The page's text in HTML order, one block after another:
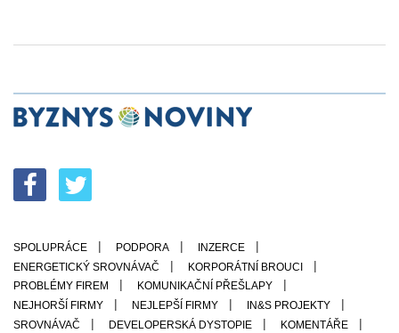
SPOLUPRÁCE PODPORA
INZERCE
ENERGETICKÝ SROVNÁVAČ
KORPORÁTNÍ BROUCI
PROBLÉMY FIREM
KOMUNIKAČNÍ PŘEŠLAPY
NEJHORŠÍ FIRMY
NEJLEPŠÍ FIRMY
IN&S PROJEKTY
SROVNÁVAČ
DEVELOPERSKÁ DYSTOPIE
KOMENTÁŘE